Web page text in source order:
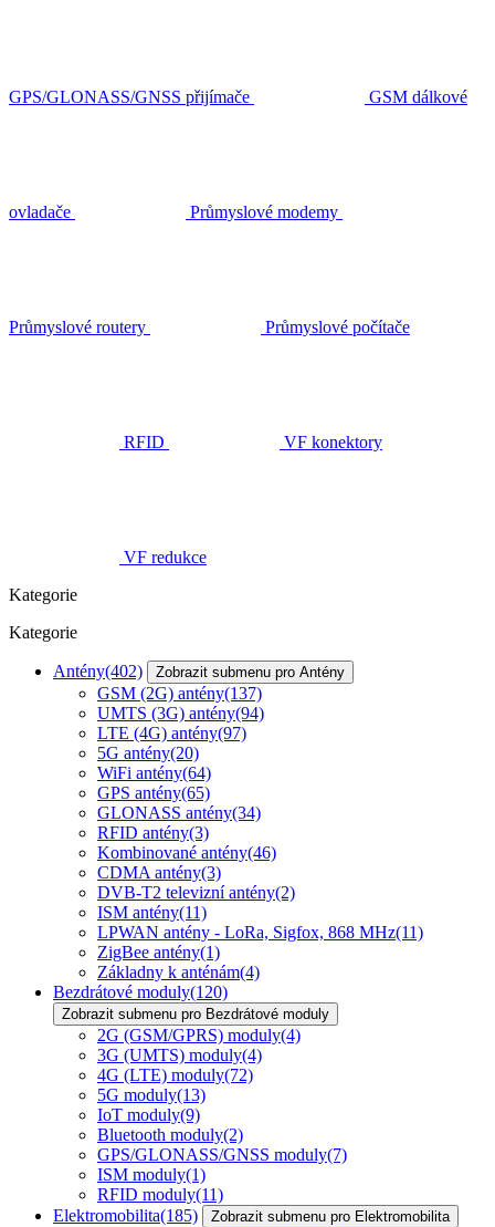
GPS/GLONASS/GNSS přijímače GSM dálkové
ovladače Průmyslové modemy
Průmyslové routery Průmyslové počítače
RFID VF konektory
VF redukce
Kategorie
Kategorie
Antény(402) Zobrazit submenu pro Antény
GSM (2G) antény(137)
UMTS (3G) antény(94)
LTE (4G) antény(97)
5G antény(20)
WiFi antény(64)
GPS antény(65)
GLONASS antény(34)
RFID antény(3)
Kombinované antény(46)
CDMA antény(3)
DVB-T2 televizní antény(2)
ISM antény(11)
LPWAN antény - LoRa, Sigfox, 868 MHz(11)
ZigBee antény(1)
Základny k anténám(4)
Bezdrátové moduly(120)
Zobrazit submenu pro Bezdrátové moduly
2G (GSM/GPRS) moduly(4)
3G (UMTS) moduly(4)
4G (LTE) moduly(72)
5G moduly(13)
IoT moduly(9)
Bluetooth moduly(2)
GPS/GLONASS/GNSS moduly(7)
ISM moduly(1)
RFID moduly(11)
Elektromobilita(185) Zobrazit submenu pro Elektromobilita